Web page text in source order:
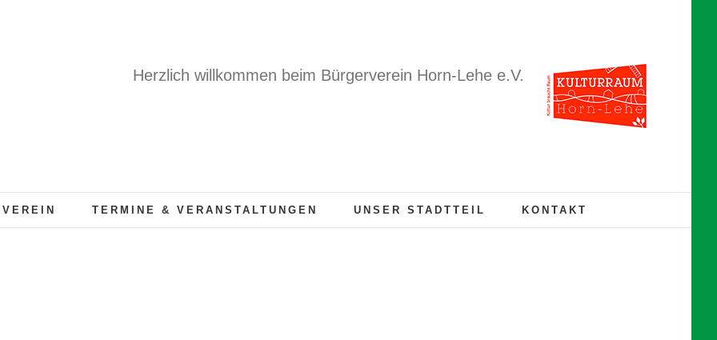
Herzlich willkommen beim Bürgerverein Horn-Lehe e.V.
TERMINE & VERANSTALTUNGEN UNSER STADTTEIL KONTAKT